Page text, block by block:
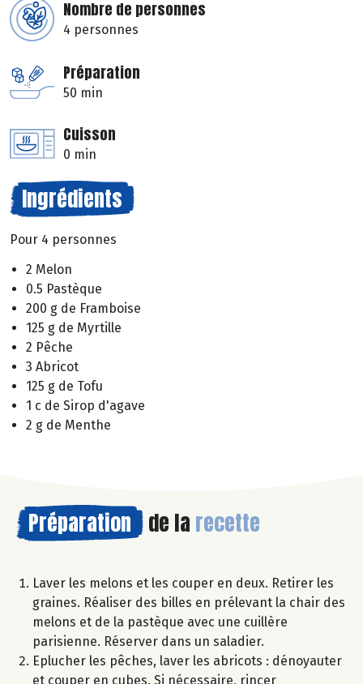
Nombre de personnes
4 personnes
Préparation
50 min
Cuisson
0 min
Ingrédients
Pour 4 personnes
2 Melon
0.5 Pastèque
200 g de Framboise
125 g de Myrtille
2 Pêche
3 Abricot
125 g de Tofu
1 c de Sirop d'agave
2 g de Menthe
Préparation de la recette
Laver les melons et les couper en deux. Retirer les
graines. Réaliser des billes en prélevant la chair des
melons et de la pastèque avec une cuillère
parisienne. Réserver dans un saladier.
Eplucher les pêches, laver les abricots : dénoyauter
et couper en cubes. Si nécessaire, rincer